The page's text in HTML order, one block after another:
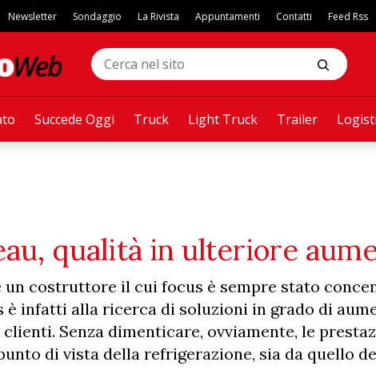
Succede Oggi Truck Light Truck Trailer
Newsletter Sondaggio La Rivista Appuntamenti Contatti Feed Rss
qualità in ulteriore
un costruttore il cui focus è sempre stato
è infatti alla ricerca di soluzioni in grado di
Senza dimenticare, ovviamente, le
di vista della refrigerazione, sia da quello